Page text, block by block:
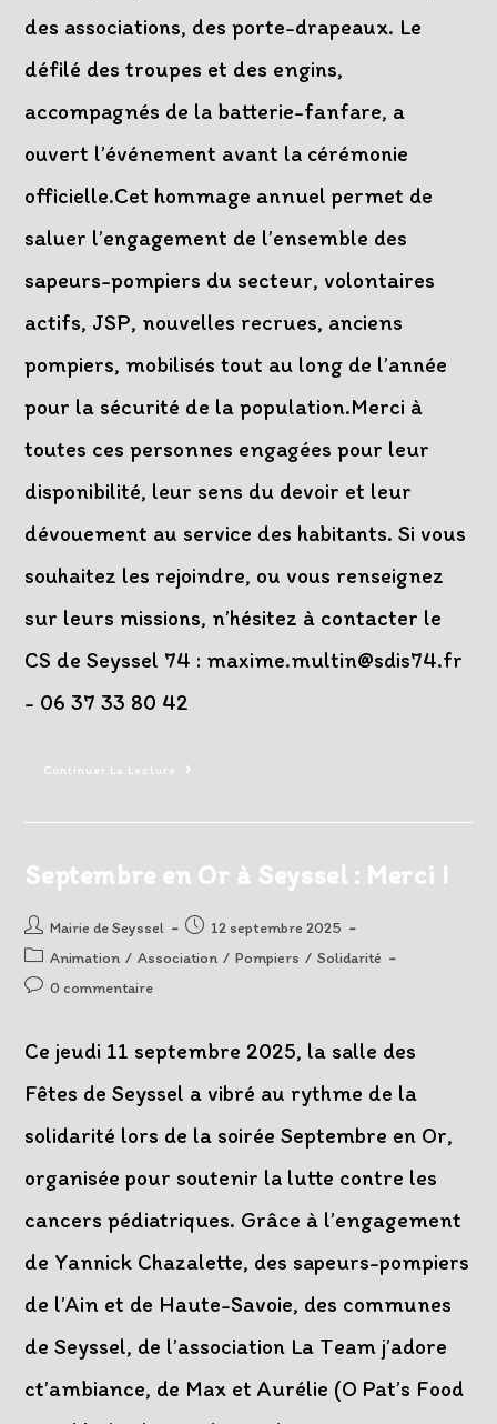
des associations, des porte-drapeaux. Le
défilé des troupes et des engins,
accompagnés de la batterie-fanfare, a
ouvert l’événement avant la cérémonie
officielle.Cet hommage annuel permet de
saluer l’engagement de l’ensemble des
sapeurs-pompiers du secteur, volontaires
actifs, JSP, nouvelles recrues, anciens
pompiers, mobilisés tout au long de l’année
pour la sécurité de la population.Merci à
toutes ces personnes engagées pour leur
disponibilité, leur sens du devoir et leur
dévouement au service des habitants. Si vous
souhaitez les rejoindre, ou vous renseignez
sur leurs missions, n’hésitez à contacter le
CS de Seyssel 74 : maxime.multin@sdis74.fr
- 06 37 33 80 42
Continuer La Lecture
Cérémonie
Septembre en Or à Seyssel : Merci !
Auteur/autrice
de
la
publication :
Mairie de Seyssel
Post
published:
12 septembre 2025
Post
category:
Animation / Association / Pompiers / Solidarité
Post0 commentaire
Ce jeudi 11 septembre 2025, la salle des
Fêtes de Seyssel a vibré au rythme de la
solidarité lors de la soirée Septembre en Or,
organisée pour soutenir la lutte contre les
cancers pédiatriques. Grâce à l’engagement
de Yannick Chazalette, des sapeurs-pompiers
de l’Ain et de Haute-Savoie, des communes
de Seyssel, de l’association La Team j’adore
ct’ambiance, de Max et Aurélie (O Pat’s Food